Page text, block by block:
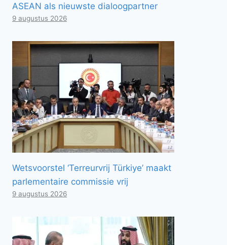
ASEAN als nieuwste dialoogpartner
9 augustus 2026
Wetsvoorstel ‘Terreurvrij Türkiye’ maakt
parlementaire commissie vrij
9 augustus 2026